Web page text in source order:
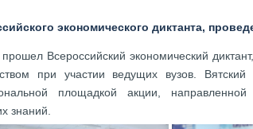
экономического диктанта,
Всероссийский экономический
при участии ведущих вузов. Вятский
площадкой акции,
знаний.